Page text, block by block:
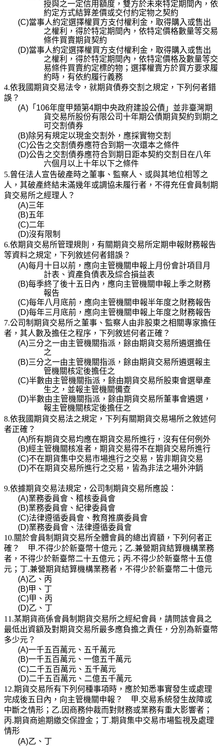
授與之一定信用額度，雙方於未來特定期間內，依
約定方式結算差價或交付約定物之契約
(C)當事人約定選擇權買方支付權利金，取得購入或售出
之權利，得於特定期間內，依特定價格數量等交易
條件買賣期貨契約
(D)當事人約定選擇權買方支付權利金，取得購入或售出
之權利，得於特定期間內，依特定價格及數量等交
易條件買賣約定標的物；選擇權賣方於買方要求履
約時，有依約履行義務
4.依我國期貨交易法令，就期貨債券交割之規定，下列何者錯
誤？
(A) 「 106年度甲類第4期中央政府建設公債」並非臺灣期
貨交易所股份有限公司十年期公債期貨契約到期之
可交割債券
(B)除另有規定以現金交割外，應採實物交割
(C)公告之交割債券應符合到期一次還本之條件
(D)公告之交割債券應符合到期日距本契約交割日在八年
六個月以上十年以下之條件
5.曾任法人宣告破產時之董事、監察人、或與其地位相等之
人，其破產終結未滿幾年或調協未履行者，不得充任會員制期
貨交易所之經理人？
(A)三年
(B)五年
(C)二年
(D)沒有限制
6.依期貨交易所管理規則，有關期貨交易所定期申報財務報告
等資料之規定，下列敘述何者錯誤？
(A)每月十日以前，應向主管機關申報上月份會計項目月
計表、資產負債表及綜合損益表
(B)每季終了後十五日內，應向主管機關申報上季之財務
報告
(C)每年八月底前，應向主管機關申報半年度之財務報告
(D)每年三月底前，應向主管機關申報上年度之財務報告
7.公司制期貨交易所之董事、監察人由非股東之相關專家擔任
者，其人數及擔任之程序，下列敘述何者正確？
(A)三分之一由主管機關指派，餘由期貨交易所遴選擔任
之
(B)三分之一由主管機關指派，餘由期貨交易所遴選報主
管機關核定後擔任之
(C)半數由主管機關指派，餘由期貨交易所股東會選舉產
生之，並報主管機關備查
(D)半數由主管機關指派，餘由期貨交易所董事會遴選，
報主管機關核定後擔任之
8.依我國期貨交易法之規定，下列有關期貨交易場所之敘述何
者正確？
(A)所有期貨交易均應在期貨交易所進行，沒有任何例外
(B)經主管機關核准者，期貨交易得不在期貨交易所進行
(C)不在期貨集中交易市場進行之交易，皆非期貨交易
(D)不在期貨交易所進行之交易，皆為非法之場外沖銷
9.依據期貨交易法規定，公司制期貨交易所應設：
(A)業務委員會、稽核委員會
(B)業務委員會、紀律委員會
(C)法律遵循委員會、教育推廣委員會
(D)業務委員會、法律遵循委員會
10.關於會員制期貨交易所全體會員的總出資額，下列何者正
確？ 甲.不得少於新臺幣十億元；乙.兼營期貨結算機構業務
者，不得少於新臺幣二十五億元；丙.不得少於新臺幣十五億
元；丁.兼營期貨結算機構業務者，不得少於新臺幣二十億元
(A)乙、丙
(B)甲、丁
(C)甲、丙
(D)乙、丁
11.某期貨商係會員制期貨交易所之經紀會員，請問該會員之
最低出資額及對期貨交易所最多應負擔之責任，分別為新臺幣
多少元？
(A)一千五百萬元、五千萬元
(B)一千五百萬元、一億五千萬元
(C)二千五百萬元、五千萬元
(D)二千五百萬元、二億五千萬元
12.期貨交易所有下列何種事項時，應於知悉事實發生或處理
完成後五日內，向主管機關申報？ 甲.交易系統發生故障或
中斷之情形；乙. 因商務仲裁而對財務或業務有重大影響者；
丙.期貨商逾期繳交保證金；丁.期貨集中交易市場監視及處理
情形
(A)乙、丁